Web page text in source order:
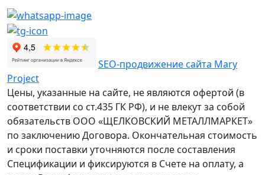
SEO-продвижение сайта Mary
Project
Цены, указанные на сайте, не являются офертой (в
соответствии со ст.435 ГК РФ), и не влекут за собой
обязательств ООО «ЩЕЛКОВСКИЙ МЕТАЛЛМАРКЕТ»
по заключению Договора. Окончательная стоимость
и сроки поставки уточняются после составления
Спецификации и фиксируются в Счете на оплату, а